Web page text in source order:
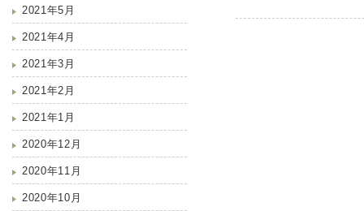
2021年5月
2021年4月
2021年3月
2021年2月
2021年1月
2020年12月
2020年11月
2020年10月